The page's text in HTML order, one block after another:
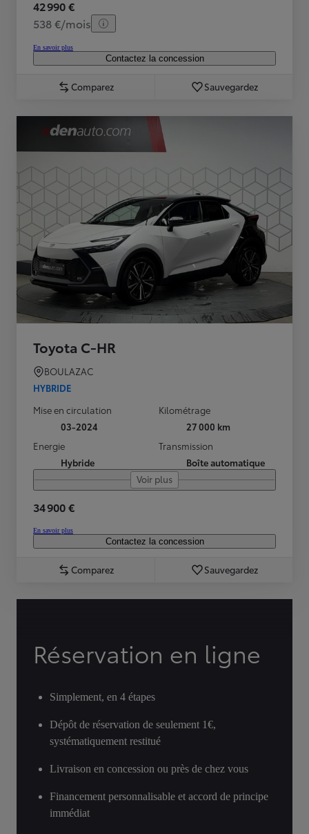
42 990 €
538 €/mois
En savoir plus
Contactez la concession
Comparez Sauvegardez
Toyota C-HR
BOULAZAC
HYBRIDE
Mise en circulation
03-2024
Kilométrage
27 000 km
Energie
Hybride
Transmission
Boîte automatique
Voir plus
34 900 €
En savoir plus
Contactez la concession
Comparez Sauvegardez
Réservation en ligne
Simplement, en 4 étapes
Dépôt de réservation de seulement 1€,
systématiquement restitué
Livraison en concession ou près de chez vous
Financement personnalisable et accord de principe
immédiat